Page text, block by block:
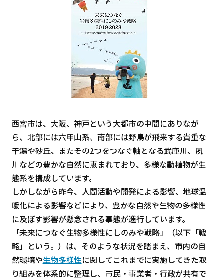
西宮市は、大阪、神戸という大都市の中間にありなが
ら、北部には六甲山系、南部には野鳥が飛来する貴重な
干潟や砂丘、またその2つをつなぐ軸となる武庫川、夙
川などの豊かな自然に恵まれており、多様な動植物が生
態系を構成しています。
しかしながら昨今、人間活動や開発による影響、地球温
暖化による影響などにより、豊かな自然や生物の多様性
に及ぼす影響が懸念される事態が進行しています。
「未来につなぐ生物多様性にしのみや戦略」（以下「戦
略」という。）は、そのような状況を踏まえ、市内の自
然環境や生物多様性に関してこれまでに実施してきた取
り組みを体系的に整理し、市民・事業者・行政が共有で